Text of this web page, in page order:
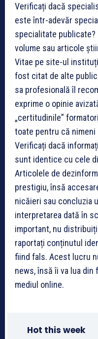
Verificați dacă
este într-adevăr
specialitate
volume sau articole
Vitae pe site-ul
fost citat de alte
sa profesională îl
exprime o opinie
„certitudinile”
toate pentru că
Verificați dacă
sunt identice cu cele
Articolele de
prestigiu, însă
nicăieri sau concluzia
interpretarea dată în
important, nu
raportați conținutul
fiind fals. Acest lucru
news, însă îi va lua din
mediul online.
Hot this week